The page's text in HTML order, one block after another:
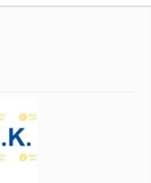
του Πανεπιστημίου
& ΙSO
με τίτλο: Master
πιστοποιημένη
σπουδών της
Studies. Έχει